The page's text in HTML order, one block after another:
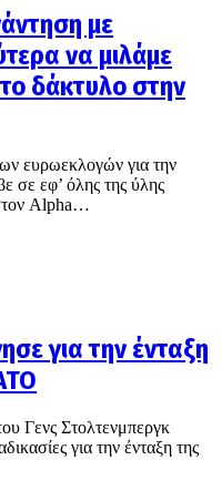
με
να μιλάμε
δάκτυλο στην
ευρωεκλογών για την
σε εφ’ όλης της ύλης
Alpha…
για την ένταξη
Γενς Στολτενμπεργκ
για την ένταξη της